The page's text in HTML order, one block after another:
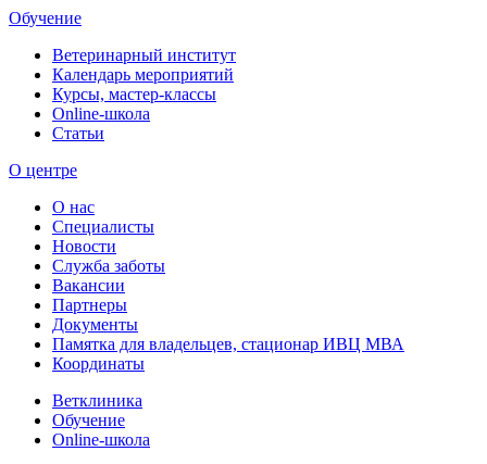
Обучение
Ветеринарный институт
Календарь мероприятий
Курсы, мастер-классы
Online-школа
Статьи
О центре
О нас
Специалисты
Новости
Служба заботы
Вакансии
Партнеры
Документы
Памятка для владельцев, стационар ИВЦ МВА
Координаты
Ветклиника
Обучение
Online-школа